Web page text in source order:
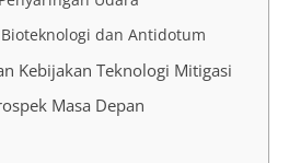
dan Antidotum
Kebijakan Teknologi Mitigasi
Masa Depan